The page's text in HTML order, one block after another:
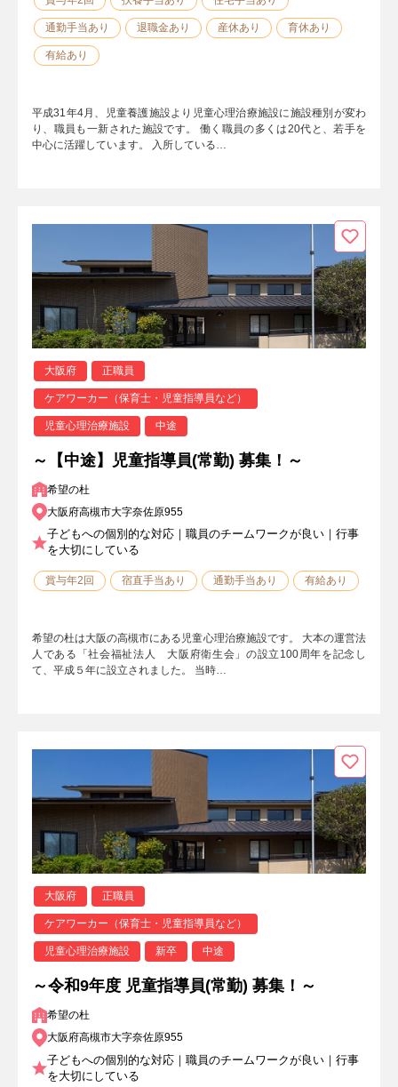
通勤手当あり 退職金あり 産休あり 育休あり
有給あり
平成31年4月、児童養護施設より児童心理治療施設に施設種別が変わ
り、職員も一新された施設です。 働く職員の多くは20代と、若手を
中心に活躍しています。 入所している…
大阪府 正職員
ケアワーカー（保育士・児童指導員など）
児童心理治療施設 中途
～【中途】児童指導員(常勤) 募集！～
希望の杜
大阪府高槻市大字奈佐原955
子どもへの個別的な対応｜職員のチームワークが良い｜行事
を大切にしている
賞与年2回 宿直手当あり 通勤手当あり 有給あり
希望の杜は大阪の高槻市にある児童心理治療施設です。 大本の運営法
人である「社会福祉法人 大阪府衛生会」の設立100周年を記念し
て、平成５年に設立されました。 当時…
大阪府 正職員
ケアワーカー（保育士・児童指導員など）
児童心理治療施設 新卒 中途
～令和9年度 児童指導員(常勤) 募集！～
希望の杜
大阪府高槻市大字奈佐原955
子どもへの個別的な対応｜職員のチームワークが良い｜行事
を大切にしている